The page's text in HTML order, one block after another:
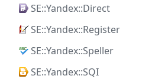
SE::Yandex::Direct
SE::Yandex::Register
SE::Yandex::Speller
SE::Yandex::SQI